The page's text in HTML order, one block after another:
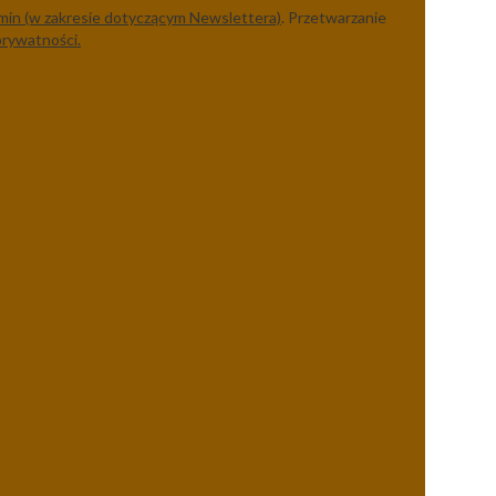
(w zakresie dotyczącym Newslettera). Przetwarzanie